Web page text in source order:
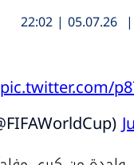
|
05.07.26 | 22:02
pic.twitter.com/